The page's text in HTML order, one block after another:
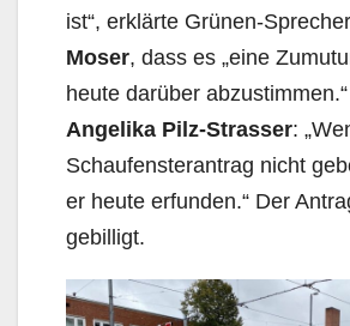
ist“, erklärte Grünen-Sprecher
Moser, dass es „eine
heute darüber
Angelika Pilz-Strasser:
Schau­fens­terantrag nicht
er heute erfunden.“ Der
gebilligt.